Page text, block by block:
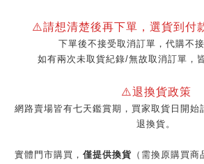
⚠️請想清楚後再下單，選貨到付
下單後不接受取消訂單，代購不接
如有兩次未取貨紀錄/無故取消訂單，
⚠️退換貨政策
網路賣場皆有七天鑑賞期，買家取貨日開始
退換貨。
實體門市購買， 僅提供換貨 （需換原購買商